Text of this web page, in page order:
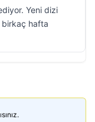
Yeni dizi
birkaç hafta